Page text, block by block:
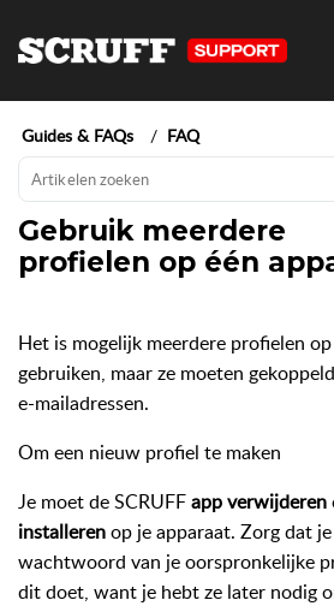
Guides & FAQs FAQ
Gebruik meerdere
profielen op één
Het is mogelijk meerdere profielen
gebruiken, maar ze moeten
e-mailadressen.
Om een nieuw profiel te maken
Je moet de SCRUFFapp verwijderen
installerenop je apparaat. Zorg dat
wachtwoord van je oorspronkelijke
dit doet, want je hebt ze later nodig